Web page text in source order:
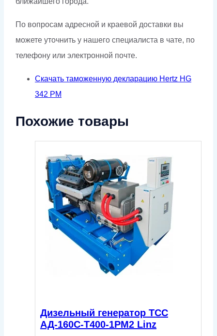
По вопросам адресной и краевой доставки вы
можете уточнить у нашего специалиста в чате, по
телефону или электронной почте.
Скачать таможенную декларацию Hertz HG
342 PM
Похожие товары
Дизельный генератор ТСС
АД-160С-Т400-1РМ2 Linz